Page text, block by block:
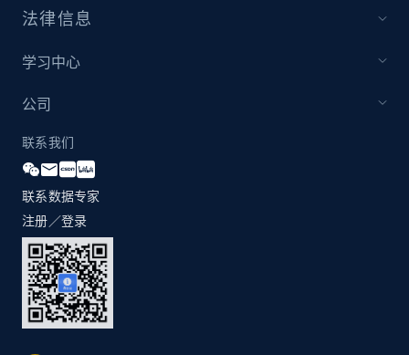
法律信息
学习中心
公司
联系我们
联系数据专家
注册／登录